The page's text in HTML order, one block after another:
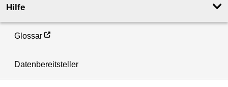
Hilfe
Glossar
Datenbereitsteller